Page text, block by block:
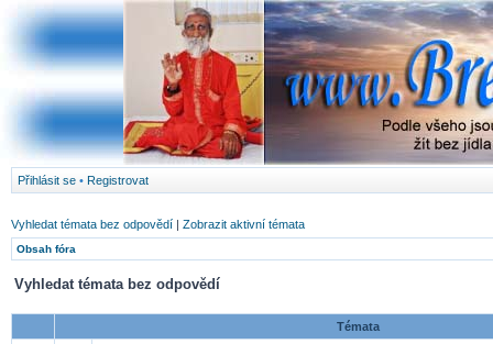
Přihlásit se • Registrovat
Vyhledat témata bez odpovědí | Zobrazit aktivní témata
Obsah fóra
Vyhledat témata bez odpovědí
Témata